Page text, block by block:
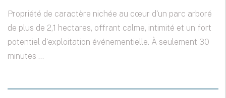
Propriété de caractère nichée au cœur d'un parc arboré
de plus de 2,1 hectares, offrant calme, intimité et un fort
potentiel d'exploitation événementielle. À seulement 30
minutes ...